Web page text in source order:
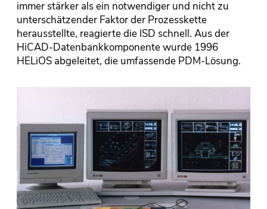
immer stärker als ein notwendiger und nicht zu
unterschätzender Faktor der Prozesskette
herausstellte, reagierte die ISD schnell. Aus der
HiCAD-Datenbankkomponente wurde 1996
HELiOS abgeleitet, die umfassende PDM-Lösung.